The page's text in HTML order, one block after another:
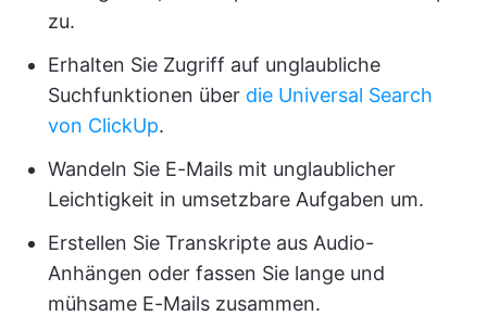
zu.
Erhalten Sie Zugriff auf unglaubliche
Suchfunktionen über die Universal Search
von ClickUp.
Wandeln Sie E-Mails mit unglaublicher
Leichtigkeit in umsetzbare Aufgaben um.
Erstellen Sie Transkripte aus Audio-
Anhängen oder fassen Sie lange und
mühsame E-Mails zusammen.